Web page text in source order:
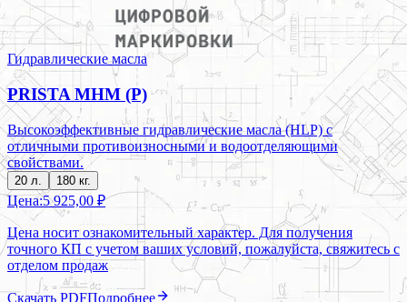
Гидравлические масла
PRISTA MHM (P)
Высокоэффективные гидравлические масла (HLP) с
отличными противоизносными и водоотделяющими
свойствами.
20 л. 180 кг.
Цена:5 925,00 ₽
Цена носит ознакомительный характер. Для получения
точного КП с учетом ваших условий, пожалуйста, свяжитесь с
отделом продаж
Скачать PDFПодробнее